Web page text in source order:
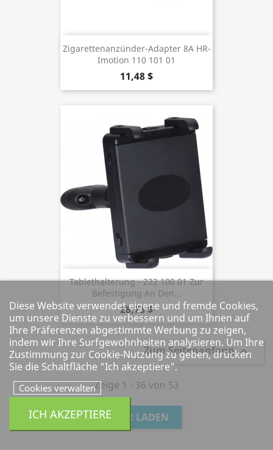
Zigarettenanzünder-Adapter 8A HR-
Imotion 110 101 01
11,48 $
Tablethalterung - 222 100 01 Zur
Befestigung An Den...
28,78 $
Zum Seitenanfang
Zeige 1 - 36 von 53
MEHR LADEN
Diese Website verwendet eigene und fremde Cookies,
um unsere Dienste zu verbessern und um Ihnen auf
Ihre Präferenzen abgestimmte Werbung zu zeigen,
indem wir Ihre Surfgewohnheiten analysieren. Um Ihre
Zustimmung zur Cookie-Nutzung zu geben, drücken
Sie die Schaltfläche "Ich akzeptiere".
Cookies verwalten
ICH AKZEPTIERE